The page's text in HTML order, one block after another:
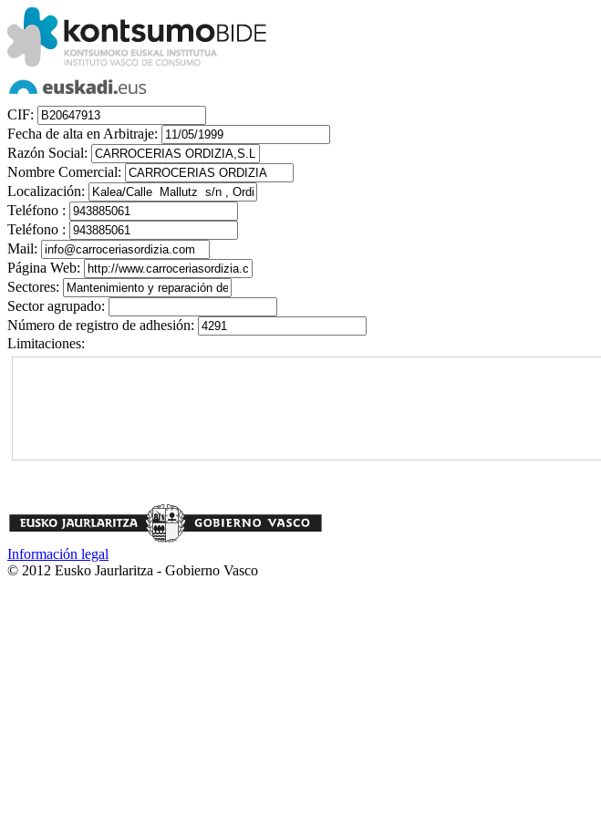
CIF:
Fecha de alta en Arbitraje:
Razón Social:
Nombre Comercial:
Localización:
Teléfono :
Teléfono :
Mail:
Página Web:
Sectores:
Sector agrupado:
Número de registro de adhesión:
Limitaciones:
Información legal
© 2012 Eusko Jaurlaritza - Gobierno Vasco